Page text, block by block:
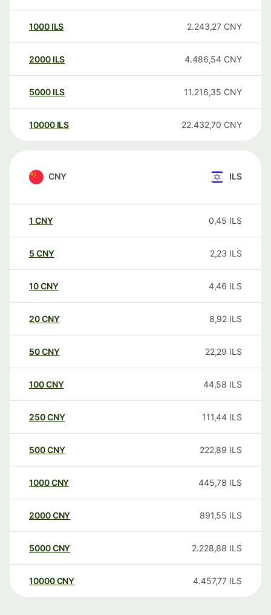
1000 ILS 2.243,27 CNY
2000 ILS 4.486,54 CNY
5000 ILS 11.216,35 CNY
10000 ILS 22.432,70 CNY
CNY ILS
1 CNY 0,45 ILS
5 CNY 2,23 ILS
10CNY 4,46 ILS
20CNY 8,92 ILS
50CNY 22,29 ILS
100CNY 44,58 ILS
250CNY 111,44 ILS
500CNY 222,89 ILS
1000CNY 445,78 ILS
2000CNY 891,55 ILS
5000CNY 2.228,88 ILS
10000 CNY 4.457,77 ILS